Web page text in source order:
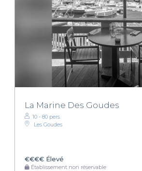
La Marine Des Goudes
10 - 80 pers.
Les Goudes
€€€€ Élevé
Établissement non réservable